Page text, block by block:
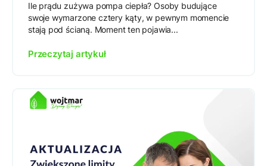
Ile prądu zużywa pompa ciepła? Osoby budujące
swoje wymarzone cztery kąty, w pewnym momencie
stają pod ścianą. Moment ten pojawia...
Przeczytaj artykuł